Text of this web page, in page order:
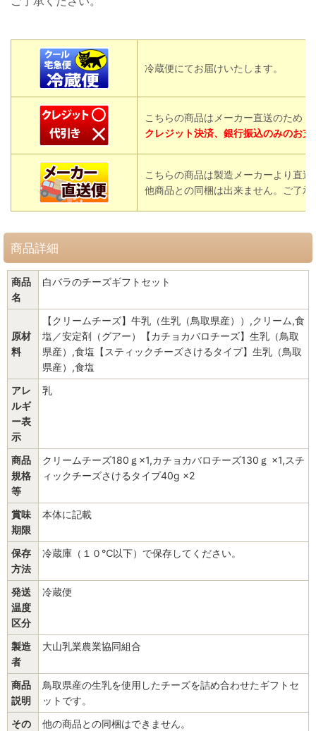
冷蔵便にてお届けいたします。
こちらの商品はメーカー直送のため
クレジット決済、銀行振込のみのお
こちらの商品は製造メーカーより直
他商品との同梱は出来ません。ご了承
商品詳細
商品
名
白バラのチーズギフトセット
原材
料
【クリームチーズ】牛乳（生乳（鳥取県産））,クリーム,食
塩／安定剤（グアー）【カチョカバロチーズ】生乳（鳥取
県産）,食塩【スティックチーズさけるタイプ】生乳（鳥取
県産）,食塩
アレ
ルギ
ー表
示
乳
商品
規格
等
クリームチーズ180ｇ×1,カチョカバロチーズ130ｇ ×1,スチ
ィックチーズさけるタイプ40g ×2
賞味
期限
本体に記載
保存
方法
冷蔵庫（１０℃以下）で保存してください。
発送
温度
区分
冷蔵便
製造
者
大山乳業農業協同組合
商品
説明
鳥取県産の生乳を使用したチーズを詰め合わせたギフトセ
ットです。
その
他の商品との同梱はできません。